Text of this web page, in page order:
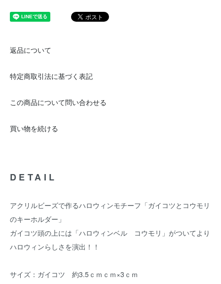
返品について
特定商取引法に基づく表記
この商品について問い合わせる
買い物を続ける
DETAIL
アクリルビーズで作るハロウィンモチーフ「ガイコツとコウモリ
のキーホルダー」
ガイコツ頭の上には「ハロウィンベル コウモリ」がついてより
ハロウィンらしさを演出！！
サイズ：ガイコツ 約3.5ｃｍｃｍ×3ｃｍ